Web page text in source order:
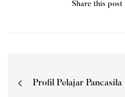
Share this post
Profil Pelajar Pancasila